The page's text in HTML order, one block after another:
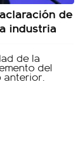
de
industria